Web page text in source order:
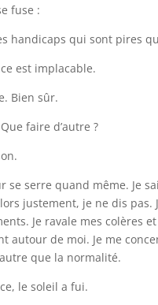
fuse :
handicaps qui sont pires
est implacable.
Bien sûr.
faire d’autre ?
se serre quand même. Je
justement, je ne dis pas.
Je ravale mes colères
autour de moi. Je me
que la normalité.
le soleil a fui.